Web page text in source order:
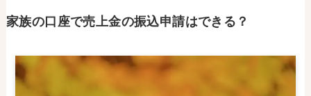
家族の口座で売上金の振込申請はできる？